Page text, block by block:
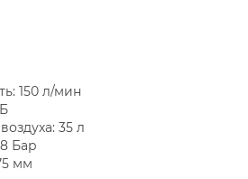
150 л/мин
35 л
Бар
мм